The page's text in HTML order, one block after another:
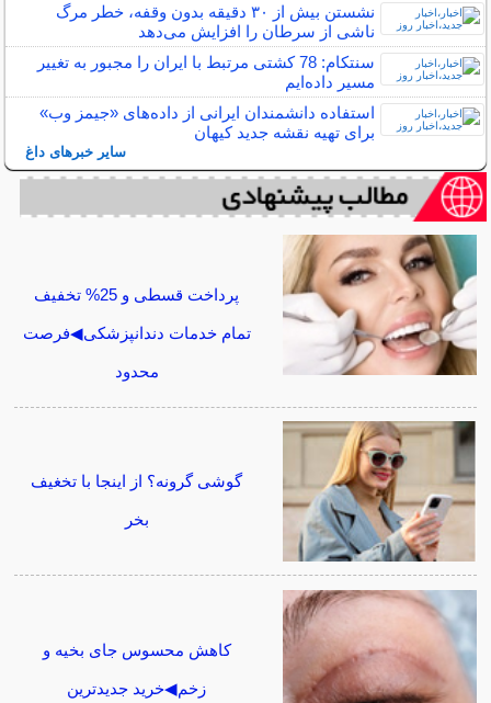
نشستن بیش از ۳۰ دقیقه بدون وقفه، خطر مرگ
ناشی از سرطان را افزایش می‌دهد
سنتکام: 78 کشتی مرتبط با ایران را مجبور به تغییر
مسیر داده‌ایم
استفاده دانشمندان ایرانی از داده‌های «جیمز وب»
برای تهیه نقشه جدید کیهان
سایر خبرهای داغ
پرداخت قسطی و 25% تخفیف
تمام خدمات دندانپزشکی◀فرصت
محدود
گوشی گرونه؟ از اینجا با تخغیف
بخر
کاهش محسوس جای بخیه و
زخم◀خرید جدیدترین